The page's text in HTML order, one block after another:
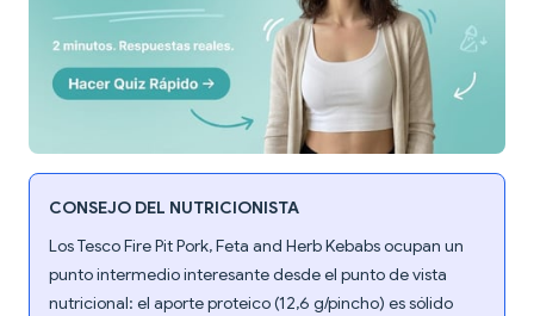
CONSEJO DEL NUTRICIONISTA
Los Tesco Fire Pit Pork, Feta and Herb Kebabs ocupan un
punto intermedio interesante desde el punto de vista
nutricional: el aporte proteico (12,6 g/pincho) es sólido